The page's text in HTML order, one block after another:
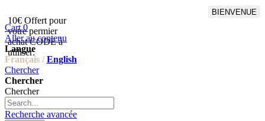
10€ Offert pour
votre permier
achat CODE à
utiliser:
BIENVENUE
Cart 0
Aller au contenu
Langue
Français / English
Chercher
Chercher
Chercher
Recherche avancée